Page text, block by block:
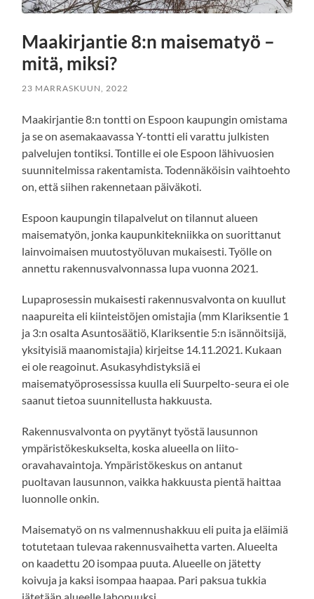
Maakirjantie 8:n maisematyö –
mitä, miksi?
23 MARRASKUUN, 2022
Maakirjantie 8:n tontti on Espoon kaupungin omistama
ja se on asemakaavassa Y-tontti eli varattu julkisten
palvelujen tontiksi. Tontille ei ole Espoon lähivuosien
suunnitelmissa rakentamista. Todennäköisin vaihtoehto
on, että siihen rakennetaan päiväkoti.
Espoon kaupungin tilapalvelut on tilannut alueen
maisematyön, jonka kaupunkitekniikka on suorittanut
lainvoimaisen muutostyöluvan mukaisesti. Työlle on
annettu rakennusvalvonnassa lupa vuonna 2021.
Lupaprosessin mukaisesti rakennusvalvonta on kuullut
naapureita eli kiinteistöjen omistajia (mm Klariksentie 1
ja 3:n osalta Asuntosäätiö, Klariksentie 5:n isännöitsijä,
yksityisiä maanomistajia) kirjeitse 14.11.2021. Kukaan
ei ole reagoinut. Asukasyhdistyksiä ei
maisematyöprosessissa kuulla eli Suurpelto-seura ei ole
saanut tietoa suunnitellusta hakkuusta.
Rakennusvalvonta on pyytänyt työstä lausunnon
ympäristökeskukselta, koska alueella on liito-
oravahavaintoja. Ympäristökeskus on antanut
puoltavan lausunnon, vaikka hakkuusta pientä haittaa
luonnolle onkin.
Maisematyö on ns valmennushakkuu eli puita ja eläimiä
totutetaan tulevaa rakennusvaihetta varten. Alueelta
on kaadettu 20 isompaa puuta. Alueelle on jätetty
koivuja ja kaksi isompaa haapaa. Pari paksua tukkia